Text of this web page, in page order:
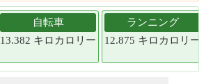
自転車
13.382 キロカロリー
ランニング
12.875 キロカロリー